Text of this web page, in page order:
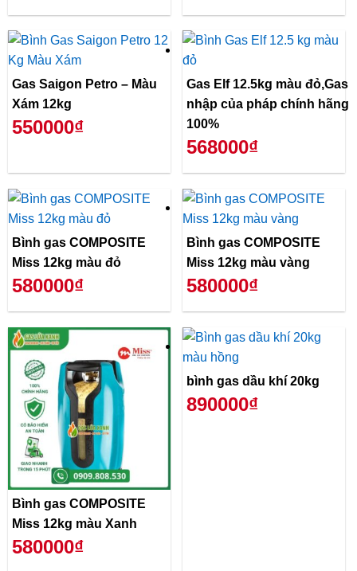
Gas Saigon Petro – Màu
Xám 12kg
550000₫
Gas Elf 12.5kg màu đỏ,Gas
nhập của pháp chính hãng
100%
568000₫
Bình gas COMPOSITE
Miss 12kg màu đỏ
580000₫
Bình gas COMPOSITE
Miss 12kg màu vàng
580000₫
Bình gas COMPOSITE
Miss 12kg màu Xanh
580000₫
bình gas dầu khí 20kg
890000₫